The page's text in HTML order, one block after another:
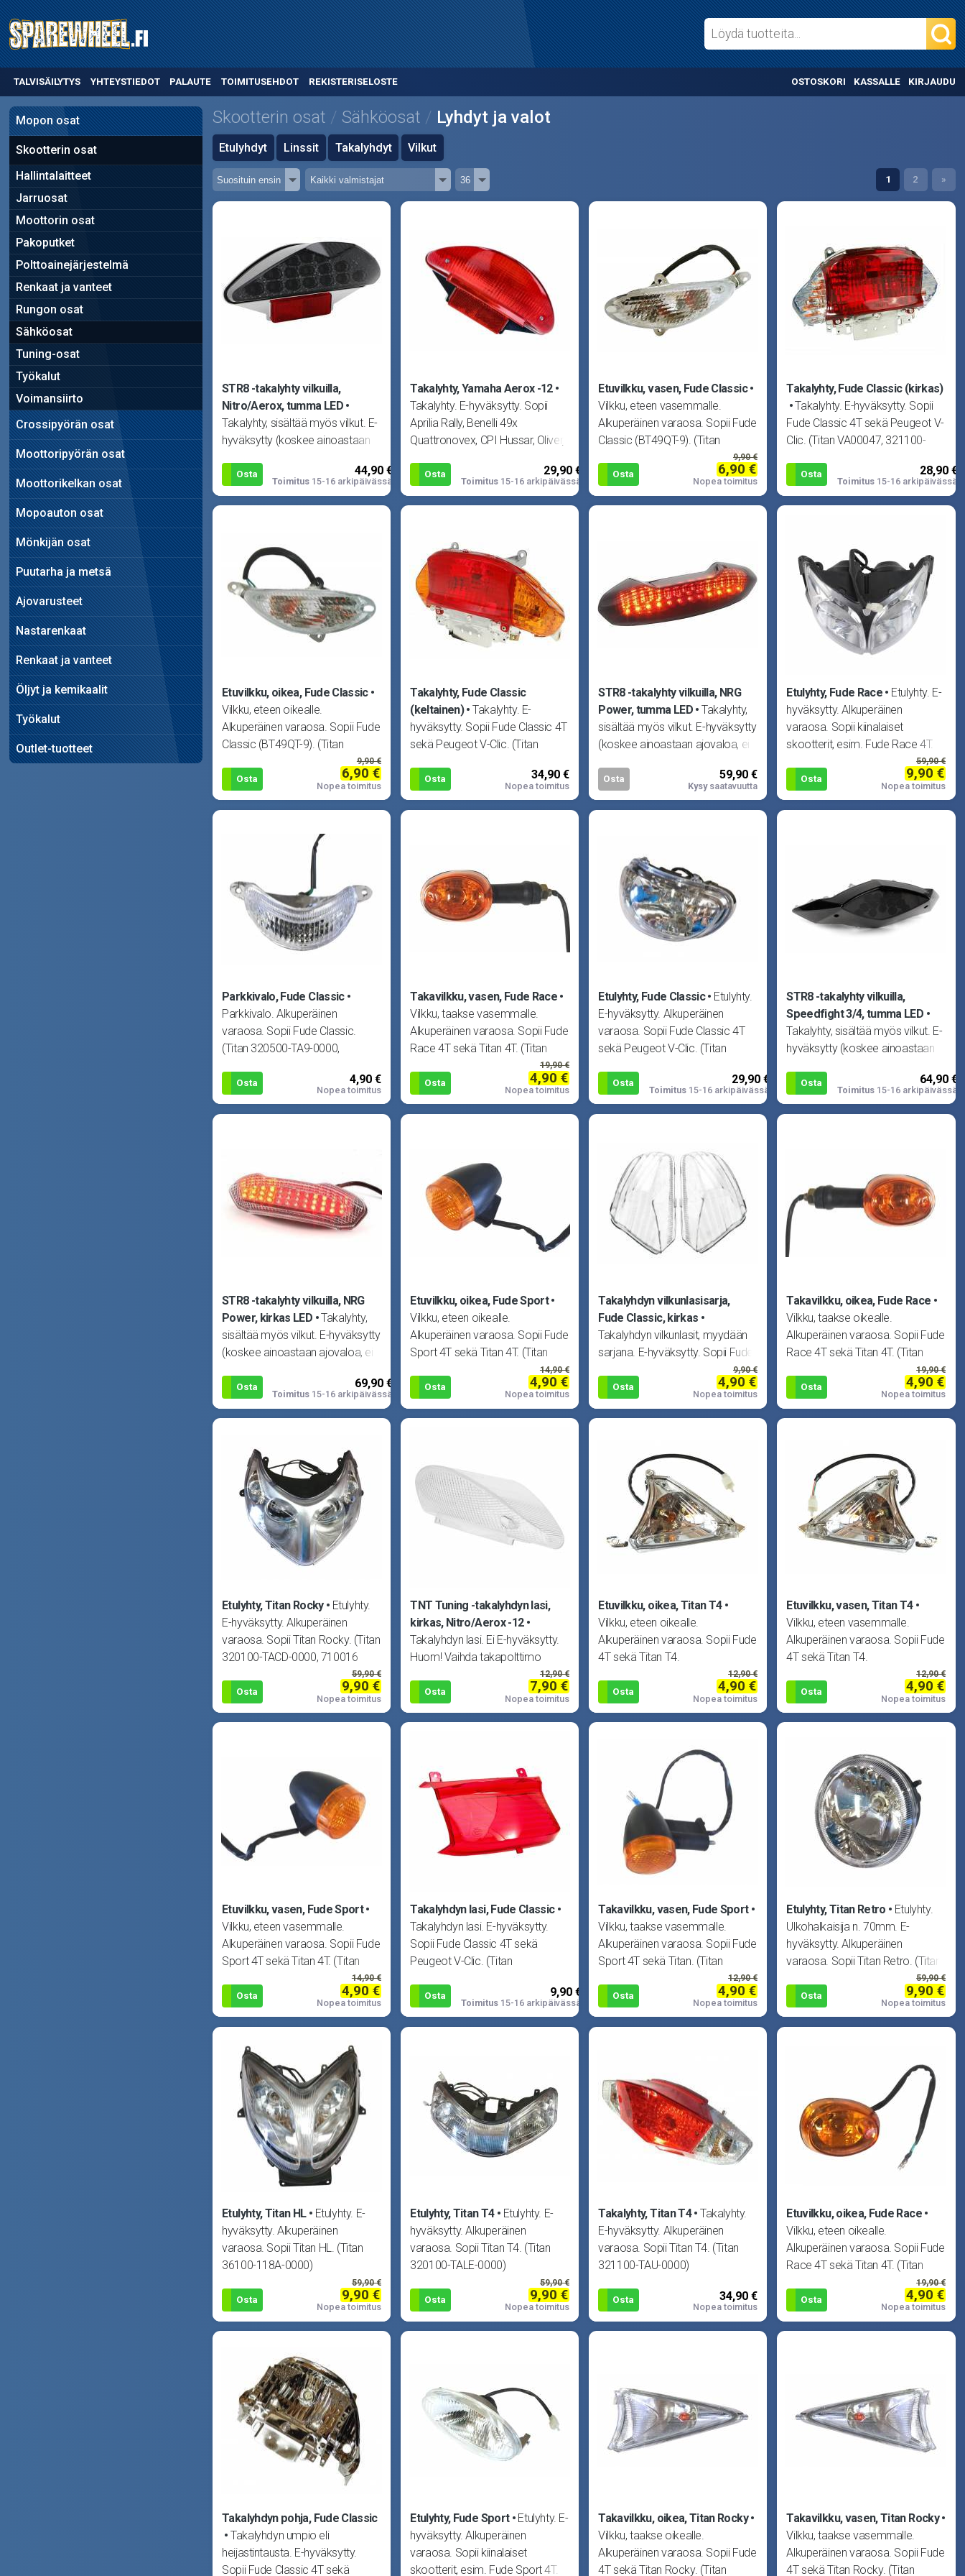
TALVISÄILYTYS YHTEYSTIEDOT PALAUTE TOIMITUSEHDOT REKISTERISELOSTE OSTOSKORI KASSALLE KIRJAUDU
Mopon osat
Skootterin osat
Hallintalaitteet
Jarruosat
Moottorin osat
Pakoputket
Polttoainejärjestelmä
Renkaat ja vanteet
Rungon osat
Sähköosat
Tuning-osat
Työkalut
Voimansiirto
Crossipyörän osat
Moottoripyörän osat
Moottorikelkan osat
Mopoauton osat
Mönkijän osat
Puutarha ja metsä
Ajovarusteet
Nastarenkaat
Renkaat ja vanteet
Öljyt ja kemikaalit
Työkalut
Outlet-tuotteet
Skootterin osat Sähköosat Lyhdyt ja valot
Etulyhdyt Linssit Takalyhdyt Vilkut
1 2 »
STR8 -takalyhty vilkuilla,
Nitro/Aerox, tumma LED
Takalyhty, sisältää myös vilkut. E-
hyväksytty (koskee ainoastaan
polttimoilla.
Osta 44,90 €
Toimitus 15-16 arkipäivässä
Takalyhty, Yamaha Aerox -12
Takalyhty. E-hyväksytty. Sopii
Aprilia Rally, Benelli 49x
Quattronovex, CPI Hussar, Oliver,
Osta 29,90 €
Toimitus15-16 arkipäivässä
Etuvilkku, vasen, Fude Classic
Vilkku, eteen vasemmalle.
Alkuperäinen varaosa. Sopii Fude
Classic (BT49QT-9). (Titan
Osta
9,90 €
6,90 €
Nopea toimitus
Takalyhty, Fude Classic (kirkas)
Takalyhty. E-hyväksytty. Sopii
Fude Classic 4T sekä Peugeot V-
Clic. (Titan VA00047, 321100-
Osta 28,90 €
Toimitus15-16 arkipäivässä
Etuvilkku, oikea, Fude Classic
Vilkku, eteen oikealle.
Alkuperäinen varaosa. Sopii Fude
Classic (BT49QT-9). (Titan
Osta
9,90 €
6,90 €
Nopea toimitus
Takalyhty, Fude Classic
(keltainen)
Takalyhty. E-
hyväksytty. Sopii Fude Classic 4T
sekä Peugeot V-Clic. (Titan
Osta 34,90 €
Nopea toimitus
STR8 -takalyhty vilkuilla, NRG
Power, tumma LED
Takalyhty,
sisältää myös vilkut. E-hyväksytty
(koskee ainoastaan ajovaloa, ei
Osta 59,90 €
Kysysaatavuutta
Etulyhty, Fude Race
Etulyhty. E-
hyväksytty. Alkuperäinen
varaosa. Sopii kiinalaiset
skootterit, esim. Fude Race 4T.
Osta
59,90 €
9,90 €
Nopea toimitus
Parkkivalo, Fude Classic
Parkkivalo. Alkuperäinen
varaosa. Sopii Fude Classic.
(Titan 320500-TA9-0000,
Osta 4,90 €
Nopea toimitus
Takavilkku, vasen, Fude Race
Vilkku, taakse vasemmalle.
Alkuperäinen varaosa. Sopii Fude
Race 4T sekä Titan 4T. (Titan
Osta
19,90 €
4,90 €
Nopea toimitus
Etulyhty, Fude Classic
Etulyhty.
E-hyväksytty. Alkuperäinen
varaosa. Sopii Fude Classic 4T
sekä Peugeot V-Clic. (Titan
Osta 29,90 €
Toimitus15-16 arkipäivässä
STR8 -takalyhty vilkuilla,
Speedfight 3/4, tumma LED
Takalyhty, sisältää myös vilkut. E-
hyväksytty (koskee ainoastaan
polttimoilla.
Osta 64,90 €
Toimitus15-16 arkipäivässä
STR8 -takalyhty vilkuilla, NRG
Power, kirkas LED
Takalyhty,
sisältää myös vilkut. E-hyväksytty
(koskee ainoastaan ajovaloa, ei
Osta 69,90 €
Toimitus 15-16 arkipäivässä
Etuvilkku, oikea, Fude Sport
Vilkku, eteen oikealle.
Alkuperäinen varaosa. Sopii Fude
Sport 4T sekä Titan 4T. (Titan
Osta
14,90 €
4,90 €
Nopea toimitus
Takalyhdyn vilkunlasisarja,
Fude Classic, kirkas
Takalyhdyn vilkunlasit, myydään
sarjana. E-hyväksytty. Sopii Fude
Classic 4T sekä Peugeot V-Clic.
Osta
9,90 €
4,90 €
Nopea toimitus
Takavilkku, oikea, Fude Race
Vilkku, taakse oikealle.
Alkuperäinen varaosa. Sopii Fude
Race 4T sekä Titan 4T. (Titan
Osta
19,90 €
4,90 €
Nopea toimitus
Etulyhty, Titan Rocky
Etulyhty.
E-hyväksytty. Alkuperäinen
varaosa. Sopii Titan Rocky. (Titan
320100-TACD-0000, 710016
Osta
59,90 €
9,90 €
Nopea toimitus
TNT Tuning -takalyhdyn lasi,
kirkas, Nitro/Aerox -12
Takalyhdyn lasi. Ei E-hyväksytty.
Huom! Vaihda takapolttimo
tarvittaessa punaiseksi! Sopii
ApriliOsta
12,90 €
7,90 €
Nopea toimitus
Etuvilkku, oikea, Titan T4
Vilkku, eteen oikealle.
Alkuperäinen varaosa. Sopii Fude
4T sekä Titan T4.
Osta
12,90 €
4,90 €
Nopea toimitus
Etuvilkku, vasen, Titan T4
Vilkku, eteen vasemmalle.
Alkuperäinen varaosa. Sopii Fude
4T sekä Titan T4.
Osta
12,90 €
4,90 €
Nopea toimitus
Etuvilkku, vasen, Fude Sport
Vilkku, eteen vasemmalle.
Alkuperäinen varaosa. Sopii Fude
Sport 4T sekä Titan 4T. (Titan
Osta
14,90 €
4,90 €
Nopea toimitus
Takalyhdyn lasi, Fude Classic
Takalyhdyn lasi. E-hyväksytty.
Sopii Fude Classic 4T sekä
Peugeot V-Clic. (Titan
Osta 9,90 €
Toimitus15-16 arkipäivässä
Takavilkku, vasen, Fude Sport
Vilkku, taakse vasemmalle.
Alkuperäinen varaosa. Sopii Fude
Sport 4T sekä Titan. (Titan
Osta
12,90 €
4,90 €
Nopea toimitus
Etulyhty, Titan Retro
Etulyhty.
Ulkohalkaisija n. 70mm. E-
hyväksytty. Alkuperäinen
varaosa. Sopii Titan Retro. (Titan
Osta
59,90 €
9,90 €
Nopea toimitus
Etulyhty, Titan HL
Etulyhty. E-
hyväksytty. Alkuperäinen
varaosa. Sopii Titan HL. (Titan
36100-118A-0000)
Osta
59,90 €
9,90 €
Nopea toimitus
Etulyhty, Titan T4
Etulyhty. E-
hyväksytty. Alkuperäinen
varaosa. Sopii Titan T4. (Titan
320100-TALE-0000)
Osta
59,90 €
9,90 €
Nopea toimitus
Takalyhty, Titan T4
Takalyhty.
E-hyväksytty. Alkuperäinen
varaosa. Sopii Titan T4. (Titan
321100-TAU-0000)
Osta 34,90 €
Nopea toimitus
Etuvilkku, oikea, Fude Race
Vilkku, eteen oikealle.
Alkuperäinen varaosa. Sopii Fude
Race 4T sekä Titan 4T. (Titan
Osta
19,90 €
4,90 €
Nopea toimitus
Takalyhdyn pohja, Fude Classic
Takalyhdyn umpio eli
heijastintausta. E-hyväksytty.
Sopii Fude Classic 4T sekä
Etulyhty, Fude Sport
Etulyhty. E-
hyväksytty. Alkuperäinen
varaosa. Sopii kiinalaiset
skootterit, esim. Fude Sport 4T.
Takavilkku, oikea, Titan Rocky
Vilkku, taakse oikealle.
Alkuperäinen varaosa. Sopii Fude
4T sekä Titan Rocky. (Titan
Takavilkku, vasen, Titan Rocky
Vilkku, taakse vasemmalle.
Alkuperäinen varaosa. Sopii Fude
4T sekä Titan Rocky. (Titan